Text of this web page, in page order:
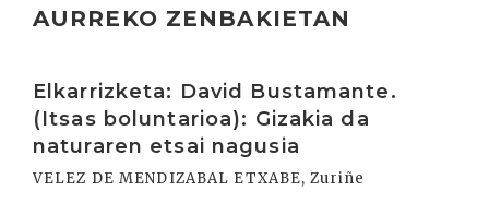
AURREKO ZENBAKIETAN
Elkarrizketa: David Bustamante.
(Itsas boluntarioa): Gizakia da
naturaren etsai nagusia
VELEZ DE MENDIZABAL ETXABE, Zuriñe